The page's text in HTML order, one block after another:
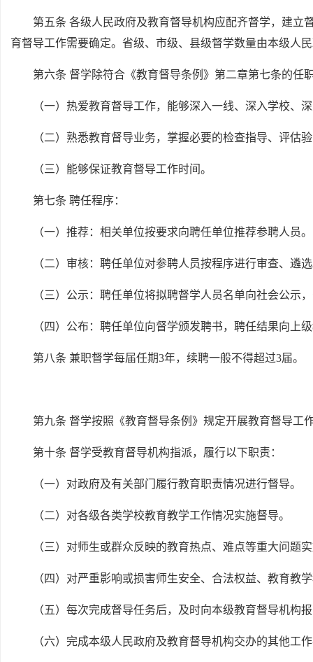
第五条 各级人民政府及教育督导机构应配齐督学，建立
育督导工作需要确定。省级、市级、县级督学数量由本级人
第六条 督学除符合《教育督导条例》第二章第七条的任
（一）热爱教育督导工作，能够深入一线、深入学校、
（二）熟悉教育督导业务，掌握必要的检查指导、评估
（三）能够保证教育督导工作时间。
第七条 聘任程序：
（一）推荐：相关单位按要求向聘任单位推荐参聘人员。
（二）审核：聘任单位对参聘人员按程序进行审查、遴
（三）公示：聘任单位将拟聘督学人员名单向社会公示
（四）公布：聘任单位向督学颁发聘书，聘任结果向上
第八条 兼职督学每届任期3年，续聘一般不得超过3届。
第九条 督学按照《教育督导条例》规定开展教育督导工
第十条 督学受教育督导机构指派，履行以下职责：
（一）对政府及有关部门履行教育职责情况进行督导。
（二）对各级各类学校教育教学工作情况实施督导。
（三）对师生或群众反映的教育热点、难点等重大问题
（四）对严重影响或损害师生安全、合法权益、教育教
（五）每次完成督导任务后，及时向本级教育督导机构
（六）完成本级人民政府及教育督导机构交办的其他工